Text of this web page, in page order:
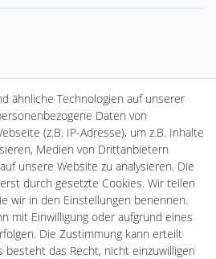
ähnliche Technologien auf unserer
Daten von
(z.B. IP-Adresse), um z.B. Inhalte
Medien von Drittanbietern
unsere Website zu analysieren. Die
durch gesetzte Cookies. Wir teilen
wir in den Einstellungen benennen.
mit Einwilligung oder aufgrund eines
Die Zustimmung kann erteilt
besteht das Recht, nicht einzuwilligen